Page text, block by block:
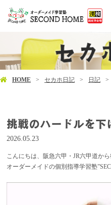
HOME セカホ日記 日記
挑戦のハードルを下
2026.05.23
こんにちは、阪急六甲・JR六甲道から
オーダーメイドの個別指導学習塾